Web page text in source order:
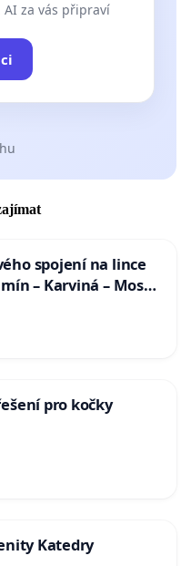
za vás připraví
spojení na lince
– Karviná – Mosty
pro kočky
Katedry